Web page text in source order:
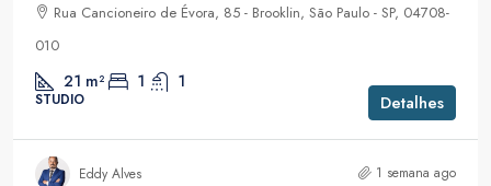
Rua Cancioneiro de Évora, 85 - Brooklin, São Paulo - SP, 04708-
010
21 m² 1 1
STUDIO Detalhes
Eddy Alves 1 semana ago